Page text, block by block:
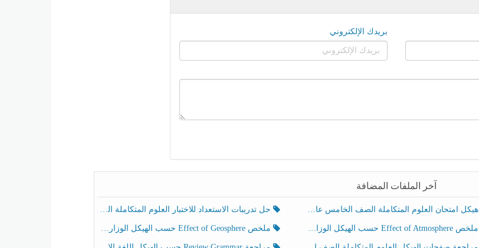
بريدك الإلكتروني
آخر الملفات المضافة
هيكل امتحان العلوم المتكاملة الصف الخامس عام الفصل الدراسي الثالث 2025-2026 حل تدريبات الاستعداد للاختبار العلوم المتكاملة الصف الخامس عام الفصل الثالث
ملخص Effect of Atmosphere حسب الهيكل الوزاري العلوم المتكاملة الصف الخامس انسبير الفصل الثالث ملخص Effect of Geosphere حسب الهيكل الوزاري العلوم المتكاملة الصف الخامس انسبير الفصل الثالث